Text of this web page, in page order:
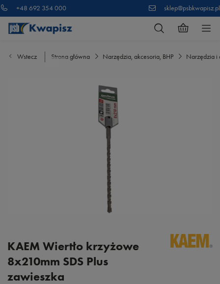
+48 692 354 000 sklep@psbkwapisz.pl
Wstecz Strona główna Narzędzia, akcesoria, BHP Narzędzia i
KAEM Wiertło krzyżowe
8x210mm SDS Plus
zawieszka